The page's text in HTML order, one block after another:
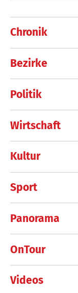
Chronik
Bezirke
Politik
Wirtschaft
Kultur
Sport
Panorama
OnTour
Videos